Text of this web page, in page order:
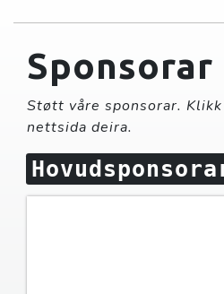
Sponsorar
Støtt våre sponsorar.
nettsida deira.